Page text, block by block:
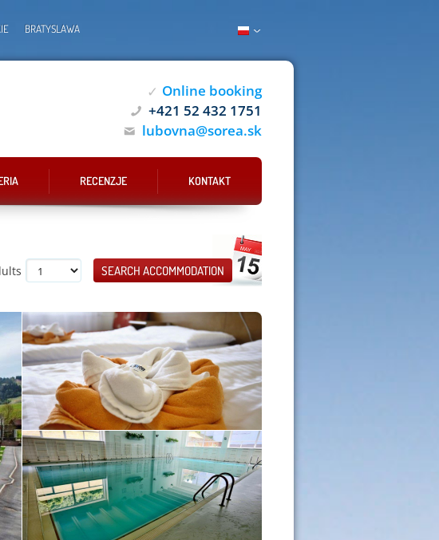
BRATYSLAWA
✓ Online booking
+421 52 432 1751
lubovna@sorea.sk
RECENZJE KONTAKT
SEARCH ACCOMMODATION